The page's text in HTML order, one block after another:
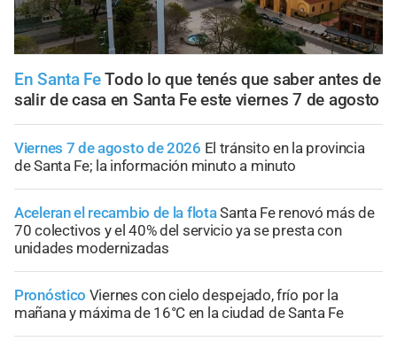
En Santa FeTodo lo que tenés que saber antes de
salir de casa en Santa Fe este viernes 7 de agosto
Viernes 7 de agosto de 2026 El tránsito en la provincia
de Santa Fe; la información minuto a minuto
Aceleran el recambio de la flotaSanta Fe renovó más de
70 colectivos y el 40% del servicio ya se presta con
unidades modernizadas
Pronóstico Viernes con cielo despejado, frío por la
mañana y máxima de 16°C en la ciudad de Santa Fe